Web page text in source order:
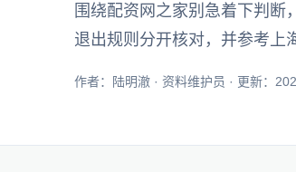
围绕配资网之家别急着下判断
退出规则分开核对，并参考上
作者：陆明澈 · 资料维护员 · 更新：